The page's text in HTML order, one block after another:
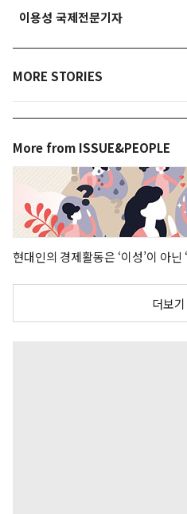
이용성 국제전문기자
MORE STORIES
More from ISSUE&PEOPLE
현대인의 경제활동은 ‘이성’이 아닌
더보기